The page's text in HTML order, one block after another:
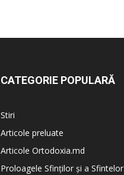
CATEGORIE POPULARĂ
Stiri
Articole preluate
Articole Ortodoxia.md
Proloagele Sfinților și a Sfintelor